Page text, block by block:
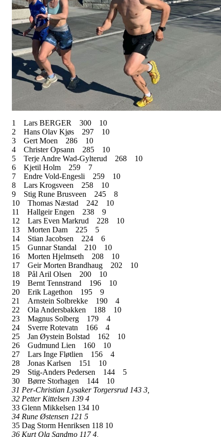
1 Lars BERGER 300
10
2
Hans Olav Kjøs 297
10
3
Gert Moen 286
10
4
Christer Opsann 285
10
5
Terje Andre Wad-Gylterud 268
10
6
Kjetil Holm 259
7
7
Endre Vold-Engesli 259
10
8
Lars Krogsveen 258
10
9
Stig Rune Brusveen 245
8
10
Thomas Næstad 242
10
11
Hallgeir Engen 238
9
12
Lars Even Markrud 228
10
13
Morten Dam 225
5
14
Stian Jacobsen 224
6
15
Gunnar Standal 210
10
16
Morten Hjelmseth 208
10
17
Geir Morten Brandhaug 202
10
18
Pål Aril Olsen 200
10
19
Bernt Tennstrand 196
10
20
Erik Lagethon 195
9
21
Arnstein Solbrekke 190
4
22
Ola Andersbakken 188
10
23
Magnus Solberg 179
4
24
Sverre Rotevatn 166
4
25
Jan Øystein Bolstad 162
10
26
Gudmund Lien 160
10
27
Lars Inge Fløtlien 156
4
28
Jonas Karlsen 151
10
29
Stig-Anders Pedersen 144
5
30
Børre Storhagen 144
10
31 Per-Christian Lysaker Torgersrud 143 3,
32 Petter Kittelsen 139 4
33 Glenn Mikkelsen 134 10
34 Rune Østensen 121 5
35 Dag Storm Henriksen 118 10
36 Kurt Ola Sandmo 117 4,